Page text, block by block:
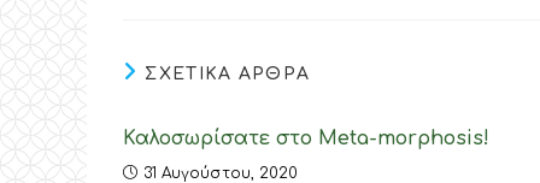
ΣΧΕΤΙΚΑ ΑΡΘΡΑ
Καλοσωρίσατε στο Meta-morphosis!
31 Αυγούστου, 2020